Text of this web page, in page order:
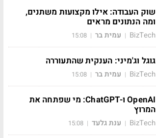
שוק העבודה: אילו מקצועות משתנים,
ומה הנתונים מראים
BizTech
| עמית בר |
15:08
גוגל וג'מיני: הענקית שהתעוררה
BizTech
| עמית בר |
15:08
OpenAI ו-ChatGPT: מי שפתחה את
המרוץ
BizTech
| ענת גלעד |
15:08